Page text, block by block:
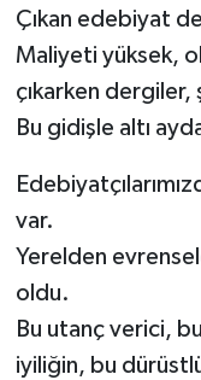
Çıkan edebiyat
Maliyeti yüksek,
çıkarken dergiler,
Bu gidişle altı
var.
Yerelden
oldu.
Bu utanç verici,
iyiliğin, bu